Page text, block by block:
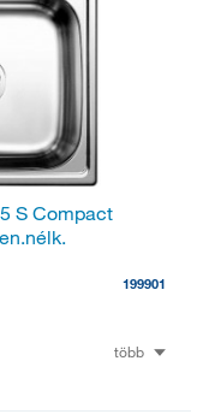
S Compact
199901
több